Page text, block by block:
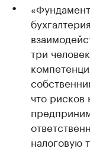
три
что рисков
налоговую